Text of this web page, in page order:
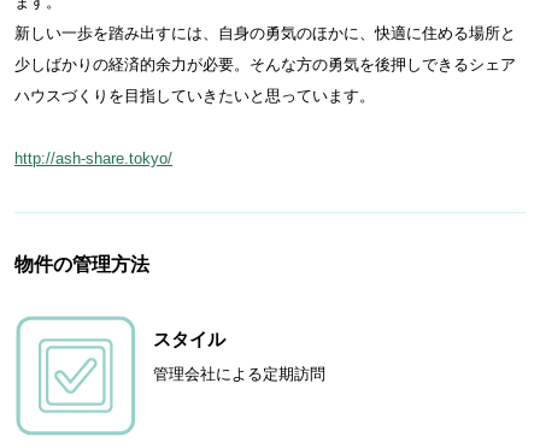
新しい一歩を踏み出すには、自身の勇気のほかに、快適に住める場所と
少しばかりの経済的余力が必要。そんな方の勇気を後押しできるシェア
ハウスづくりを目指していきたいと思っています。
http://ash-share.tokyo/
物件の管理方法
スタイル
管理会社による定期訪問